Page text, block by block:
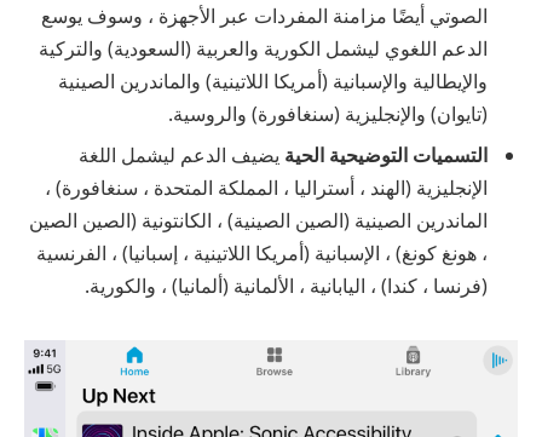
الصوتي أيضًا مزامنة المفردات عبر الأجهزة ، وسوف يوسع
الدعم اللغوي ليشمل الكورية والعربية (السعودية) والتركية
والإيطالية والإسبانية (أمريكا اللاتينية) والماندرين الصينية
(تايوان) والإنجليزية (سنغافورة) والروسية.
التسميات التوضيحية الحية يضيف الدعم ليشمل اللغة
الإنجليزية (الهند ، أستراليا ، المملكة المتحدة ، سنغافورة) ،
الماندرين الصينية (الصين الصينية) ، الكانتونية (الصين الصين
، هونغ كونغ) ، الإسبانية (أمريكا اللاتينية ، إسبانيا) ، الفرنسية
(فرنسا ، كندا) ، اليابانية ، الألمانية (ألمانيا) ، والكورية.